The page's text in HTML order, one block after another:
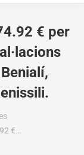
€ per
€…